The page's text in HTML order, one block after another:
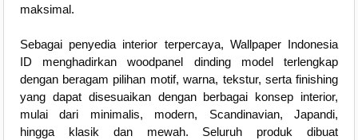
maksimal.
Sebagai penyedia interior terpercaya, Wallpaper Indonesia
ID menghadirkan woodpanel dinding model terlengkap
dengan beragam pilihan motif, warna, tekstur, serta finishing
yang dapat disesuaikan dengan berbagai konsep interior,
mulai dari minimalis, modern, Scandinavian, Japandi,
hingga klasik dan mewah. Seluruh produk dibuat